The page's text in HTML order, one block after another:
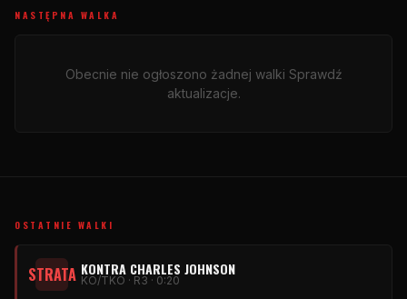
NASTĘPNA WALKA
Obecnie nie ogłoszono żadnej walki Sprawdź
aktualizacje.
OSTATNIE WALKI
STRATA KONTRA CHARLES JOHNSON
KO/TKO · R3 · 0:20